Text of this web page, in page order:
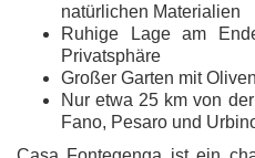
natürlichen Materialien
Ruhige Lage am
Privatsphäre
Großer Garten mit
Nur etwa 25 km von
Fano, Pesaro und